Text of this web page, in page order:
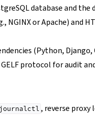
database and the
or Apache) and
(Python, Django,
protocol for audit
journalctl , reverse